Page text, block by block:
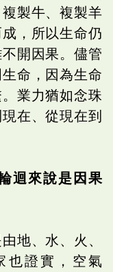
製牛、複製羊
，所以生命仍
開因果。儘管
命，因為生命
業力猶如念珠
在、從現在到
迴來說是因果
地、水、火、
也證實，空氣